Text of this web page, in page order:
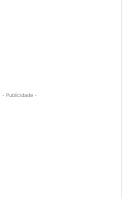
- Publicidade -